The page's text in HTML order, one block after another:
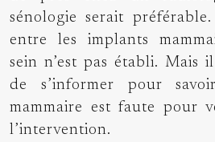
sénologie serait
entre les implants
sein n’est pas établi. Mais
de s’informer pour
mammaire est faute pour
l’intervention.